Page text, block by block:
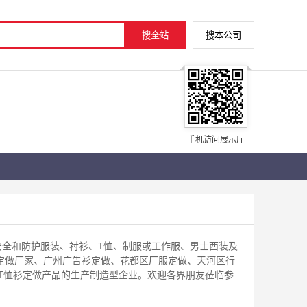
手机访问展示厅
和防护服装、衬衫、T恤、制服或工作服、男士西装及
厂家、广州广告衫定做、花都区厂服定做、天河区行
衫定做产品的生产制造型企业。欢迎各界朋友莅临参